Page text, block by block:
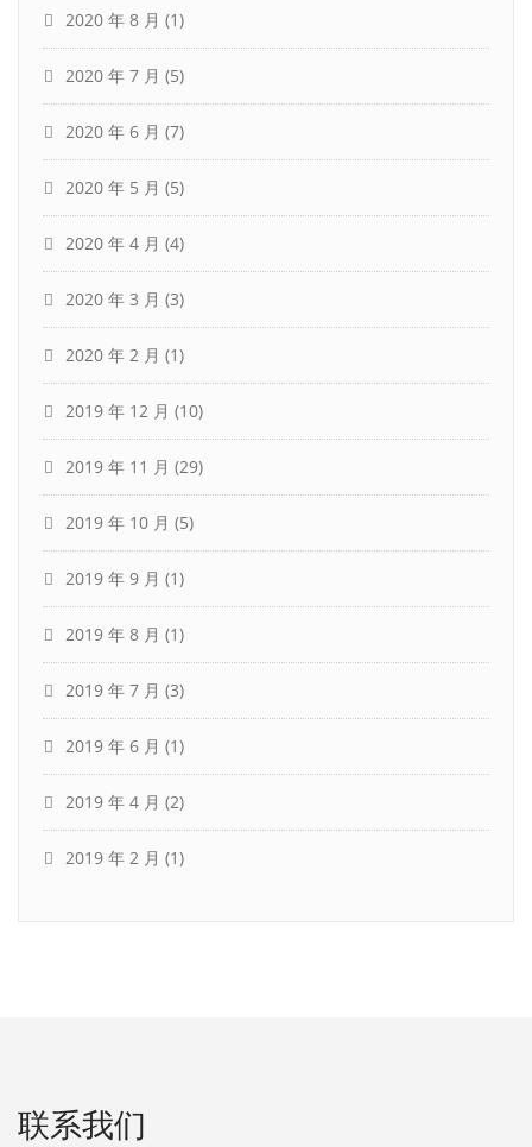
2020 年 8 月 (1)
2020 年 7 月 (5)
2020 年 6 月 (7)
2020 年 5 月 (5)
2020 年 4 月 (4)
2020 年 3 月 (3)
2020 年 2 月 (1)
2019 年 12 月 (10)
2019 年 11 月 (29)
2019 年 10 月 (5)
2019 年 9 月 (1)
2019 年 8 月 (1)
2019 年 7 月 (3)
2019 年 6 月 (1)
2019 年 4 月 (2)
2019 年 2 月 (1)
联系我们